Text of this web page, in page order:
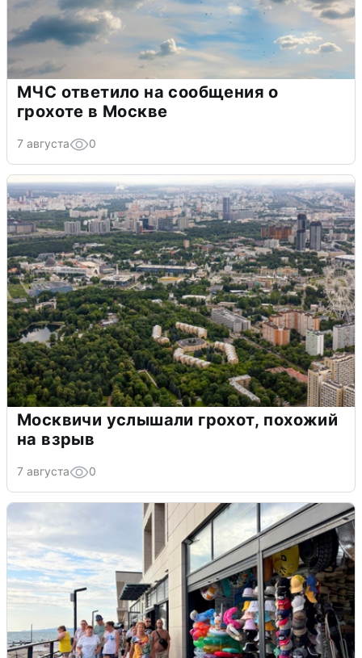
МЧС ответило на сообщения о
грохоте в Москве
7 августа 0
Москвичи услышали грохот, похожий
на взрыв
7 августа 0